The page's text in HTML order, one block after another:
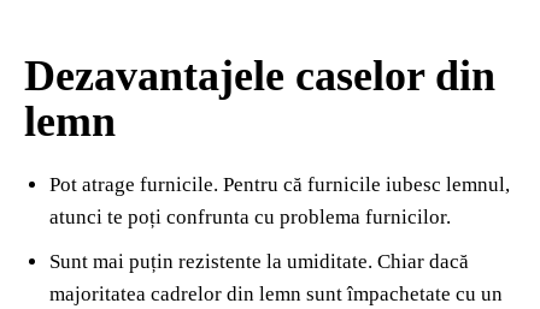
Dezavantajele caselor din
lemn
Pot atrage furnicile. Pentru că furnicile iubesc lemnul,
atunci te poți confrunta cu problema furnicilor.
Sunt mai puțin rezistente la umiditate. Chiar dacă
majoritatea cadrelor din lemn sunt împachetate cu un